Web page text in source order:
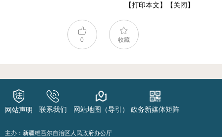
【打印本文】 【关闭】
0 收藏
网站声明 联系我们 网站地图（导引） 政务新媒体矩阵
主办：新疆维吾尔自治区人民政府办公厅